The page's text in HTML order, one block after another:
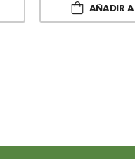
AÑADIR